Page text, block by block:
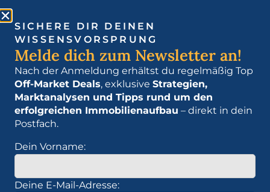
SICHERE DIR DEINEN
WISSENSVORSPRUNG
Melde dich zum Newsletter an!
Nach der Anmeldung erhältst du regelmäßig Top
Off-Market Deals, exklusive Strategien,
Marktanalysen und Tipps rund um den
erfolgreichen Immobilienaufbau – direkt in dein
Postfach.
Dein Vorname:
Deine E-Mail-Adresse: